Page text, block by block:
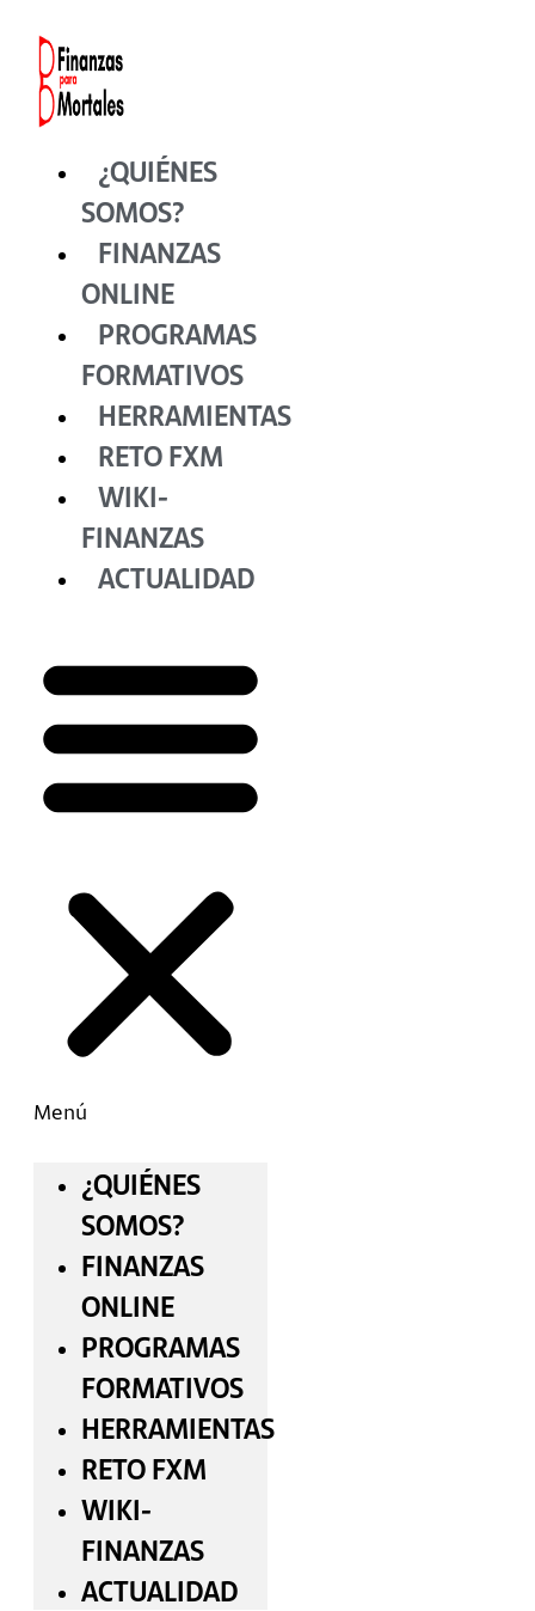
contenido
¿QUIÉNES
SOMOS?
FINANZAS
ONLINE
PROGRAMAS
FORMATIVOS
HERRAMIENTAS
RETO FXM
WIKI-
FINANZAS
ACTUALIDAD
Menú
¿QUIÉNES
SOMOS?
FINANZAS
ONLINE
PROGRAMAS
FORMATIVOS
HERRAMIENTAS
RETO FXM
WIKI-
FINANZAS
ACTUALIDAD